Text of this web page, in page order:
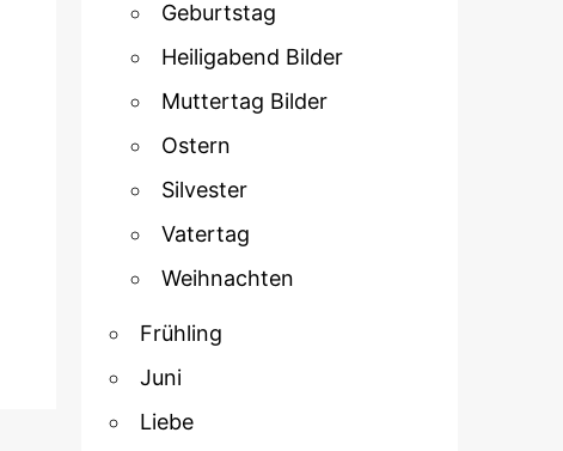
Geburtstag
Heiligabend Bilder
Muttertag Bilder
Ostern
Silvester
Vatertag
Weihnachten
Frühling
Juni
Liebe